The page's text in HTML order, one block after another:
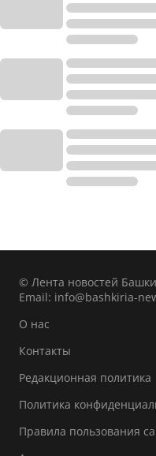
© Лента новостей
Email: info@bashkiria-
О нас
Контакты
Редакционная политика
Политика
Правила пользования